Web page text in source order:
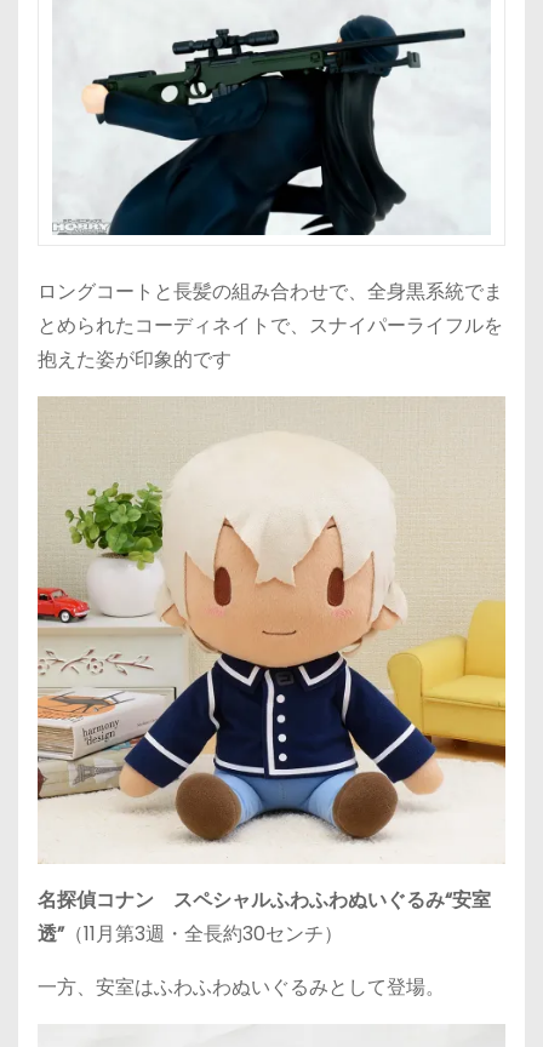
ロングコートと長髪の組み合わせで、全身黒系統でま
とめられたコーディネイトで、スナイパーライフルを
抱えた姿が印象的です
名探偵コナン スペシャルふわふわぬいぐるみ“安室
透”（11月第3週・全長約30センチ）
一方、安室はふわふわぬいぐるみとして登場。